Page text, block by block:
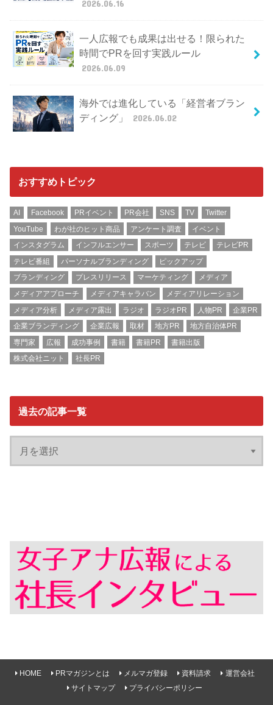
2026.06.16
一人広報でも成果は出せる！限られた
時間でPRを回す実践ルール
2026.06.09
海外では進化している「経営者ブラン
ディング」
2026.06.02
おすすめトピック
AI Facebook PRイベント PR会社 SNS TV
Twitter
YouTube
わが社のヒット商品 アンケート調査
イベント
インスタグラム
インフルエンサー スポーツ テレビ
テレビPR
テレビ番組
パーソナルブランディング
ピックアップ
ブランディング
プレスリリース マーケティング
メディア
メディアアプローチ
メディアキャラバン
メディアリレーション
メディア分析
メディア露出 ラジオ ラジオPR 人物PR
企業PR
企業ブランディング
企業広報 取材 地方PR
地方自治体PR
専門家
広報 成功事例 書籍 書籍PR
書籍出版
株式会社ニット
社長PR
過去の記事一覧
HOME PRマガジンとは メルマガ登録 資料請求
運営会社
サイトマップ
プライバシーポリシー